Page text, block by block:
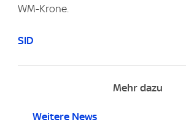
WM-Krone.
SID
Mehr dazu
Weitere News